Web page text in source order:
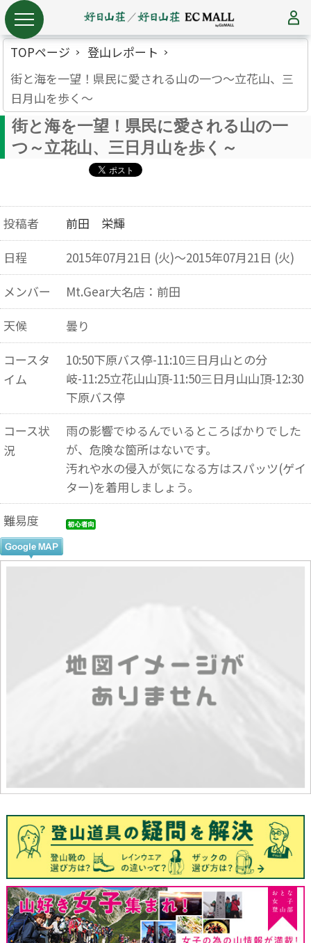
TOPページ
登山レポート
街と海を一望！県民に愛される山の一つ～立花山、三
日月山を歩く～
街と海を一望！県民に愛される山の一
つ～立花山、三日月山を歩く～
投稿者
前田 栄輝
日程
2015年07月21日 (火)～2015年07月21日 (火)
メンバー
Mt.Gear大名店：前田
天候
曇り
コースタ
イム
10:50下原バス停-11:10三日月山との分
岐-11:25立花山山頂-11:50三日月山山頂-12:30
下原バス停
コース状
況
雨の影響でゆるんでいるところばかりでした
が、危険な箇所はないです。
汚れや水の侵入が気になる方はスパッツ(ゲイ
ター)を着用しましょう。
難易度